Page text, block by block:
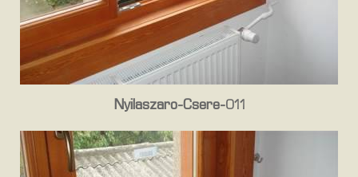
Nyilaszaro-Csere-011